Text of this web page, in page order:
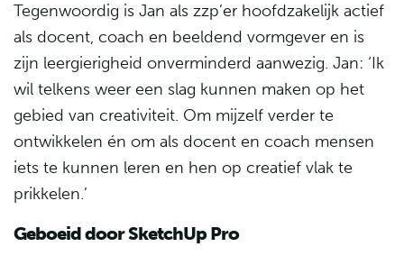
Tegenwoordig is Jan als zzp’er hoofdzakelijk actief
als docent, coach en beeldend vormgever en is
zijn leergierigheid onverminderd aanwezig. Jan: ‘Ik
wil telkens weer een slag kunnen maken op het
gebied van creativiteit. Om mijzelf verder te
ontwikkelen én om als docent en coach mensen
iets te kunnen leren en hen op creatief vlak te
prikkelen.’
Geboeid door SketchUp Pro